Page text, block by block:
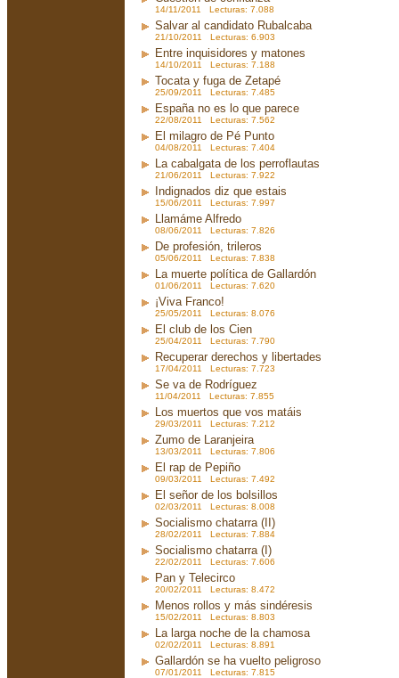
14/11/2011 Lecturas: 7.088
Salvar al candidato Rubalcaba
21/10/2011 Lecturas: 6.903
Entre inquisidores y matones
14/10/2011 Lecturas: 7.188
Tocata y fuga de Zetapé
25/09/2011 Lecturas: 7.485
España no es lo que parece
22/08/2011 Lecturas: 7.562
El milagro de Pé Punto
04/08/2011 Lecturas: 7.404
La cabalgata de los perroflautas
21/06/2011 Lecturas: 7.922
Indignados diz que estais
15/06/2011 Lecturas: 7.997
Llamáme Alfredo
08/06/2011 Lecturas: 7.826
De profesión, trileros
05/06/2011 Lecturas: 7.838
La muerte política de Gallardón
01/06/2011 Lecturas: 7.620
¡Viva Franco!
25/05/2011 Lecturas: 8.076
El club de los Cien
25/04/2011 Lecturas: 7.790
Recuperar derechos y libertades
17/04/2011 Lecturas: 7.723
Se va de Rodríguez
11/04/2011 Lecturas: 7.855
Los muertos que vos matáis
29/03/2011 Lecturas: 7.212
Zumo de Laranjeira
13/03/2011 Lecturas: 7.806
El rap de Pepiño
09/03/2011 Lecturas: 7.492
El señor de los bolsillos
02/03/2011 Lecturas: 8.008
Socialismo chatarra (II)
28/02/2011 Lecturas: 7.884
Socialismo chatarra (I)
22/02/2011 Lecturas: 7.606
Pan y Telecirco
20/02/2011 Lecturas: 8.472
Menos rollos y más sindéresis
15/02/2011 Lecturas: 8.803
La larga noche de la chamosa
02/02/2011 Lecturas: 8.891
Gallardón se ha vuelto peligroso
07/01/2011 Lecturas: 7.815